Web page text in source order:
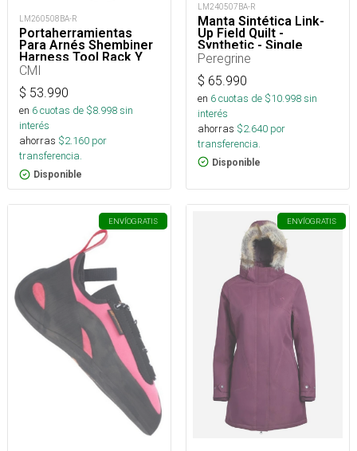
LM260508BA-R
Portaherramientas
Para Arnés Shembiner
Harness Tool Rack Y
Arborismo
CMI
$ 53.990
en 6cuotas de $8.998sin
interés
ahorras $2.160 por
transferencia.
Disponible
LM240507BA-R
Manta Sintética Link-
Up Field Quilt -
Synthetic - Single
Peregrine
$ 65.990
en 6cuotas de $10.998sin
interés
ahorras $2.640 por
transferencia.
Disponible
ENVÍOGRATIS ENVÍOGRATIS